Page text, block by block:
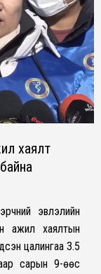
хаялт
эвлэлийн
ажил хаялтын
цалингаа 3.5
сарын 9-өөс